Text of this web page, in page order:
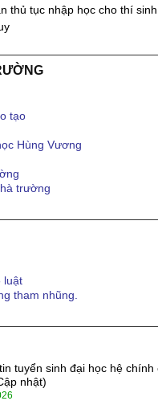
thủ tục nhập học cho thí
tạo
Hùng Vương
trường
luật
tham nhũng.
tuyển sinh đại học hệ chính
nhật)